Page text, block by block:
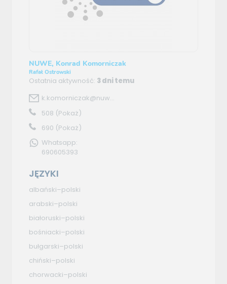
NUWE, Konrad Komorniczak
Rafał Ostrowski
Ostatnia aktywność: 3 dni temu
k.komorniczak@nuw...
508 (Pokaż)
690 (Pokaż)
Whatsapp:
690605393
JĘZYKI
albański–polski
arabski–polski
białoruski–polski
bośniacki–polski
bułgarski–polski
chiński–polski
chorwacki–polski